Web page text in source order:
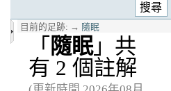
目前的足跡: → 隨眠
「 隨眠」共
有 2 個註解